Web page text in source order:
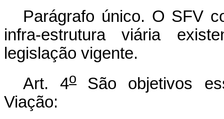
Parágrafo único. O SFV
infra-estrutura viária
legislação vigente.
Art. 4o
São objetivos
Viação: